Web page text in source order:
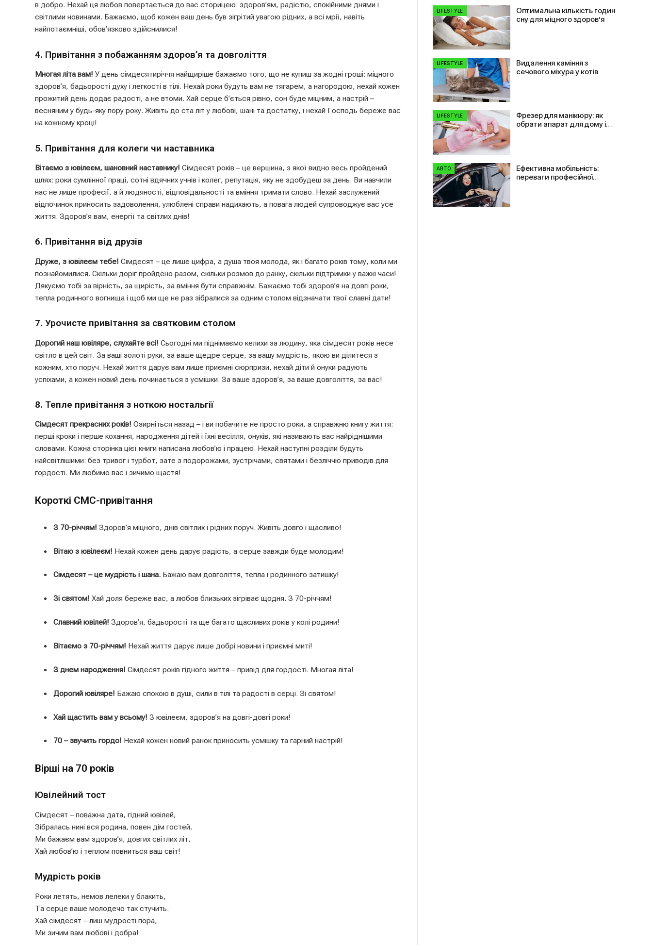
в добро. Нехай ця любов повертається до вас сторицею: здоров’ям, радістю, спокійними днями і
світлими новинами. Бажаємо, щоб кожен ваш день був зігрітий увагою рідних, а всі мрії, навіть
найпотаємніші, обов’язково здійснилися!
4. Привітання з побажанням здоров’я та довголіття
Многая літа вам! У день сімдесятиріччя найщиріше бажаємо того, що не купиш за жодні гроші: міцного
здоров’я, бадьорості духу і легкості в тілі. Нехай роки будуть вам не тягарем, а нагородою, нехай кожен
прожитий день додає радості, а не втоми. Хай серце б’ється рівно, сон буде міцним, а настрій –
весняним у будь-яку пору року. Живіть до ста літ у любові, шані та достатку, і нехай Господь береже вас
на кожному кроці!
5. Привітання для колеги чи наставника
Вітаємо з ювілеєм, шановний наставнику! Сімдесят років – це вершина, з якої видно весь пройдений
шлях: роки сумлінної праці, сотні вдячних учнів і колег, репутація, яку не здобудеш за день. Ви навчили
нас не лише професії, а й людяності, відповідальності та вміння тримати слово. Нехай заслужений
відпочинок приносить задоволення, улюблені справи надихають, а повага людей супроводжує вас усе
життя. Здоров’я вам, енергії та світлих днів!
6. Привітання від друзів
Друже, з ювілеєм тебе! Сімдесят – це лише цифра, а душа твоя молода, як і багато років тому, коли ми
познайомилися. Скільки доріг пройдено разом, скільки розмов до ранку, скільки підтримки у важкі часи!
Дякуємо тобі за вірність, за щирість, за вміння бути справжнім. Бажаємо тобі здоров’я на довгі роки,
тепла родинного вогнища і щоб ми ще не раз зібралися за одним столом відзначати твої славні дати!
7. Урочисте привітання за святковим столом
Дорогий наш ювіляре, слухайте всі! Сьогодні ми піднімаємо келихи за людину, яка сімдесят років несе
світло в цей світ. За ваші золоті руки, за ваше щедре серце, за вашу мудрість, якою ви ділитеся з
кожним, хто поруч. Нехай життя дарує вам лише приємні сюрпризи, нехай діти й онуки радують
успіхами, а кожен новий день починається з усмішки. За ваше здоров’я, за ваше довголіття, за вас!
8. Тепле привітання з ноткою ностальгії
Сімдесят прекрасних років! Озирніться назад – і ви побачите не просто роки, а справжню книгу життя:
перші кроки і перше кохання, народження дітей і їхні весілля, онуків, які називають вас найріднішими
словами. Кожна сторінка цієї книги написана любов’ю і працею. Нехай наступні розділи будуть
найсвітлішими: без тривог і турбот, зате з подорожами, зустрічами, святами і безліччю приводів для
гордості. Ми любимо вас і зичимо щастя!
Короткі СМС-привітання
З 70-річчям! Здоров’я міцного, днів світлих і рідних поруч. Живіть довго і щасливо!
Вітаю з ювілеєм! Нехай кожен день дарує радість, а серце завжди буде молодим!
Сімдесят – це мудрість і шана. Бажаю вам довголіття, тепла і родинного затишку!
Зі святом! Хай доля береже вас, а любов близьких зігріває щодня. З 70-річчям!
Славний ювілей! Здоров’я, бадьорості та ще багато щасливих років у колі родини!
Вітаємо з 70-річчям! Нехай життя дарує лише добрі новини і приємні миті!
З днем народження! Сімдесят років гідного життя – привід для гордості. Многая літа!
Дорогий ювіляре! Бажаю спокою в душі, сили в тілі та радості в серці. Зі святом!
Хай щастить вам у всьому! З ювілеєм, здоров’я на довгі-довгі роки!
70 – звучить гордо! Нехай кожен новий ранок приносить усмішку та гарний настрій!
Вірші на 70 років
Ювілейний тост
Сімдесят – поважна дата, гідний ювілей,
Зібралась нині вся родина, повен дім гостей.
Ми бажаєм вам здоров’я, довгих світлих літ,
Хай любов’ю і теплом повниться ваш світ!
Мудрість років
Роки летять, немов лелеки у блакить,
Та серце ваше молодечо так стучить.
Хай сімдесят – лиш мудрості пора,
Ми зичим вам любові і добра!
LIFESTYLE
Оптимальна кількість годин
сну для міцного здоров’я
LIFESTYLE
Видалення каміння з
сечового міхура у котів
LIFESTYLE
Фрезер для манікюру: як
обрати апарат для дому і
АВТО
Ефективна мобільність:
переваги професійної